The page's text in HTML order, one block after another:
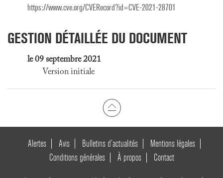
https://www.cve.org/CVERecord?id=CVE-2021-28701
GESTION DÉTAILLÉE DU DOCUMENT
le 09 septembre 2021
Version initiale
Alertes Avis Bulletins d’actualités
Mentions légales
Conditions générales
À propos Contact